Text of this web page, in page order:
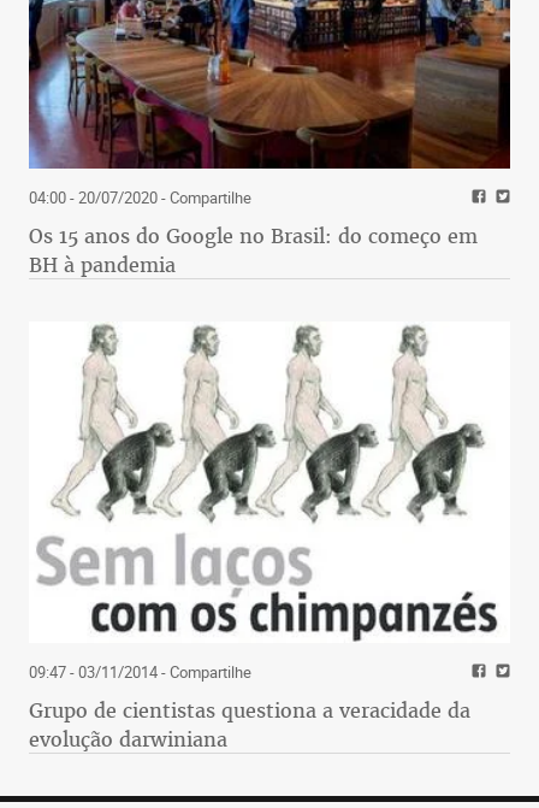
04:00 - 20/07/2020- Compartilhe
Os 15 anos do Google no Brasil: do começo em
BH à pandemia
09:47 - 03/11/2014- Compartilhe
Grupo de cientistas questiona a veracidade da
evolução darwiniana